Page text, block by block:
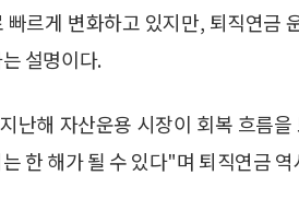
빠르게 변화하고 있지만, 퇴직연금
설명이다.
난해 자산운용 시장이 회복 흐름
한 해가 될 수 있다"며 퇴직연금